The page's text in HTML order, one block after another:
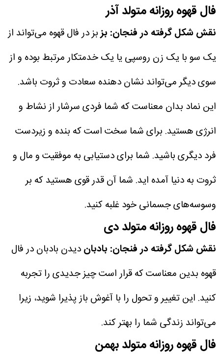
فال قهوه روزانه متولد آذر
نقش شکل گرفته در فنجان: بزبز در فال قهوه می‌تواند از
یک سو با یک زن روسپی یا یک خدمتکار مرتبط بوده و از
سوی دیگر می‌تواند نشان دهنده سعادت و ثروت باشد.
این نماد بدان معناست که شما فردی سرشار از نشاط و
انرژی هستید. برای شما سخت است که بنده و زیردست
فرد دیگری باشید. شما برای دستیابی به موفقیت و مال و
ثروت به دنیا آمده اید. شما آن قدر قوی هستید که بر
وسوسه‌های جسمانی خود غلبه کنید.
فال قهوه روزانه متولد دی
نقش شکل گرفته در فنجان: بادباندیدن بادبان در فال
قهوه بدین معناست که قرار است چیز جدیدی را تجربه
کنید. این تغییر و تحول را با آغوش باز پذیرا شوید، زیرا
می‌تواند زندگی شما را بهتر کند.
فال قهوه روزانه متولد بهمن